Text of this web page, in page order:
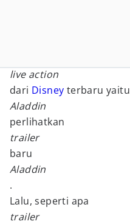
live action
dari Disney terbaru yaitu
Aladdin
perlihatkan
trailer
baru
Aladdin
.
Lalu, seperti apa
trailer